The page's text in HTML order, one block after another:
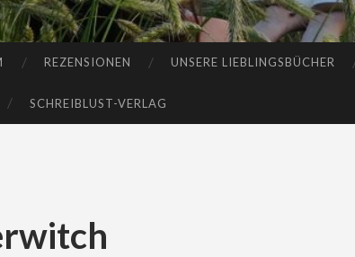
REZENSIONEN UNSERE LIEBLINGSBÜCHER
SCHREIBLUST-VERLAG